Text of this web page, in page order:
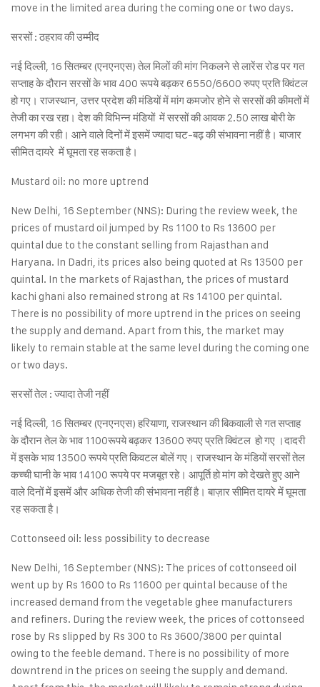
move in the limited area during the coming one or two days.
सरसों : ठहराव की उम्मीद
नई दिल्ली, 16 सितम्बर (एनएनएस) तेल मिलों की मांग निकलने से लारेंस रोड पर गत
सप्ताह के दौरान सरसों के भाव 400 रूपये बढ़कर 6550/6600 रुपए प्रति क्विंटल
हो गए। राजस्थान, उत्तर प्रदेश की मंडियों में मांग कमजोर होने से सरसों की कीमतों में
तेजी का रख रहा। देश की विभिन्न मंडियों में सरसों की आवक 2.50 लाख बोरी के
लगभग की रही। आने वाले दिनों में इसमें ज्यादा घट-बढ़ की संभावना नहीं है। बाजार
सीमित दायरे में घूमता रह सकता है।
Mustard oil: no more uptrend
New Delhi, 16 September (NNS): During the review week, the
prices of mustard oil jumped by Rs 1100 to Rs 13600 per
quintal due to the constant selling from Rajasthan and
Haryana. In Dadri, its prices also being quoted at Rs 13500 per
quintal. In the markets of Rajasthan, the prices of mustard
kachi ghani also remained strong at Rs 14100 per quintal.
There is no possibility of more uptrend in the prices on seeing
the supply and demand. Apart from this, the market may
likely to remain stable at the same level during the coming one
or two days.
सरसों तेल : ज्यादा तेजी नहीं
नई दिल्ली, 16 सितम्बर (एनएनएस) हरियाणा, राजस्थान की बिकवाली से गत सप्ताह
के दौरान तेल के भाव 1100रूपये बढ़कर 13600 रुपए प्रति क्विंटल हो गए ।दादरी
में इसके भाव 13500 रूपये प्रति किवटल बोलें गए। राजस्थान के मंडियों सरसों तेल
कच्ची घानी के भाव 14100 रूपये पर मजबूत रहे। आपूर्ति हो मांग को देखते हुए आने
वाले दिनों में इसमें और अधिक तेजी की संभावना नहीं है। बाज़ार सीमित दायरे में घूमता
रह सकता है।
Cottonseed oil: less possibility to decrease
New Delhi, 16 September (NNS): The prices of cottonseed oil
went up by Rs 1600 to Rs 11600 per quintal because of the
increased demand from the vegetable ghee manufacturers
and refiners. During the review week, the prices of cottonseed
rose by Rs slipped by Rs 300 to Rs 3600/3800 per quintal
owing to the feeble demand. There is no possibility of more
downtrend in the prices on seeing the supply and demand.